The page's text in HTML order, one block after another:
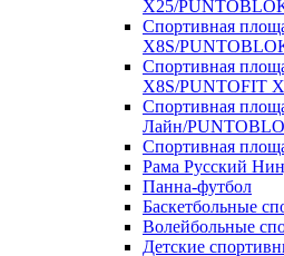
Х25/
Спортивная
X8S/
Спортивная
X8S/PUNTOFIT
Спортивная
Лайн/
Спортивная
Рама Русский
Панна-футбол
Баскетбольные
Волейбольные
Детские